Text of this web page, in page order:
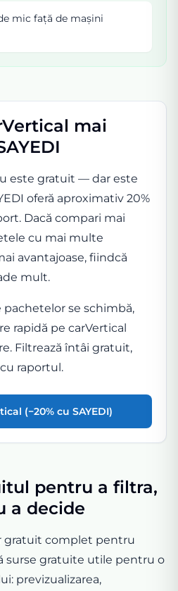
mic față de mașini
mai
este gratuit — dar este
oferă aproximativ 20%
Dacă compari mai
cu mai multe
avantajoase, fiindcă
mult.
se schimbă,
rapidă pe carVertical
Filtrează întâi gratuit,
raportul.
(−20% cu SAYEDI)
pentru a filtra,
a decide
gratuit complet pentru
surse gratuite utile pentru o
previzualizarea,